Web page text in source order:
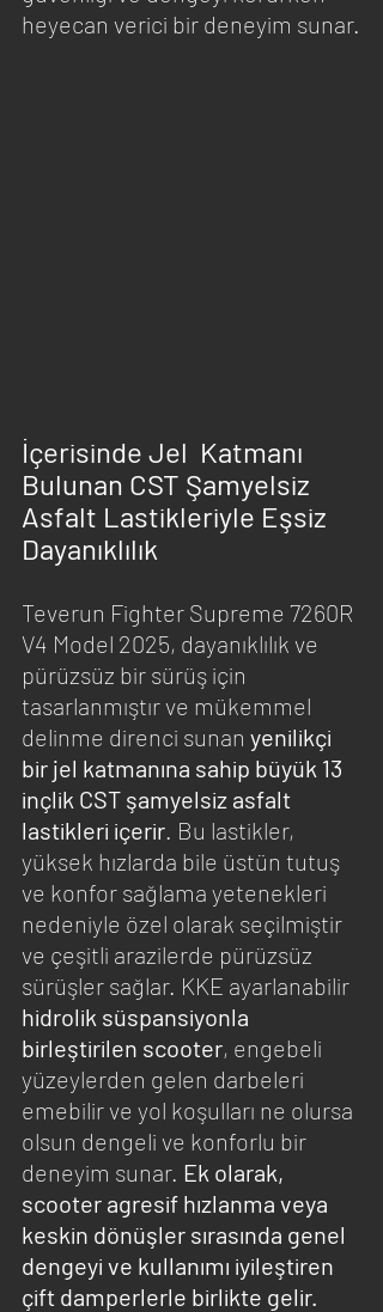
heyecan verici bir deneyim sunar.
İçerisinde Jel  Katmanı
Bulunan CST Şamyelsiz
Asfalt Lastikleriyle Eşsiz
Dayanıklılık
Teverun Fighter Supreme 7260R
V4 Model 2025, dayanıklılık ve
pürüzsüz bir sürüş için
tasarlanmıştır ve mükemmel
delinme direnci sunan yenilikçi
bir jel katmanına sahip büyük 13
inçlik CST şamyelsiz asfalt
lastikleri içerir . Bu lastikler,
yüksek hızlarda bile üstün tutuş
ve konfor sağlama yetenekleri
nedeniyle özel olarak seçilmiştir
ve çeşitli arazilerde pürüzsüz
sürüşler sağlar. KKE ayarlanabilir
hidrolik süspansiyonla
birleştirilen scooter, engebeli
yüzeylerden gelen darbeleri
emebilir ve yol koşulları ne olursa
olsun dengeli ve konforlu bir
deneyim sunar. Ek olarak,
scooter agresif hızlanma veya
keskin dönüşler sırasında genel
dengeyi ve kullanımı iyileştiren
çift damperlerle birlikte gelir.